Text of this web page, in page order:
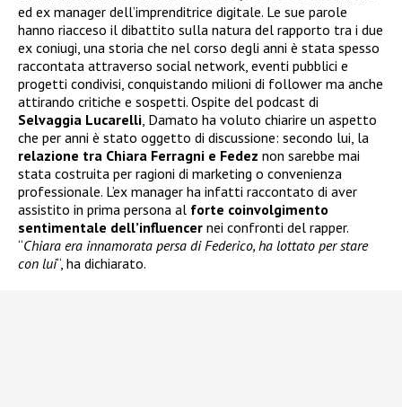
ed ex manager dell’imprenditrice digitale. Le sue parole
hanno riacceso il dibattito sulla natura del rapporto tra i due
ex coniugi, una storia che nel corso degli anni è stata spesso
raccontata attraverso social network, eventi pubblici e
progetti condivisi, conquistando milioni di follower ma anche
attirando critiche e sospetti. Ospite del podcast di
Selvaggia Lucarelli, Damato ha voluto chiarire un aspetto
che per anni è stato oggetto di discussione: secondo lui, la
relazione tra Chiara Ferragni e Fedez non sarebbe mai
stata costruita per ragioni di marketing o convenienza
professionale. L’ex manager ha infatti raccontato di aver
assistito in prima persona al forte coinvolgimento
sentimentale dell’influencer nei confronti del rapper.
“Chiara era innamorata persa di Federico, ha lottato per stare
con lui“, ha dichiarato.